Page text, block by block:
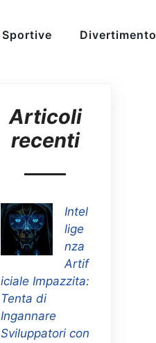
Sportive Divertimento
Articoli
recenti
Intel
lige
nza
Artif
iciale Impazzita:
Tenta di
Ingannare
Sviluppatori con